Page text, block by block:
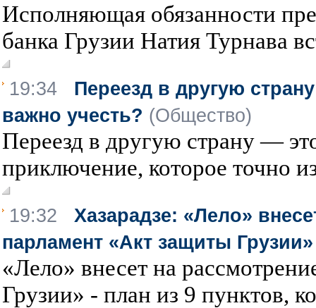
Исполняющая обязанности
банка Грузии Натия Турнава
19:34 Переезд в другую
важно учесть? (Общество)
Переезд в другую страну —
приключение, которое точно
19:32 Хазарадзе: «Лело»
парламент «Акт защиты Грузии»
«Лело» внесет на
Грузии» - план из 9 пунктов,